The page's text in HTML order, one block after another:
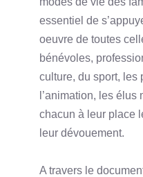
essentiel de
oeuvre de toutes
bénévoles,
culture, du sport, les
l’animation, les
chacun à leur place
leur dévouement.
A travers le